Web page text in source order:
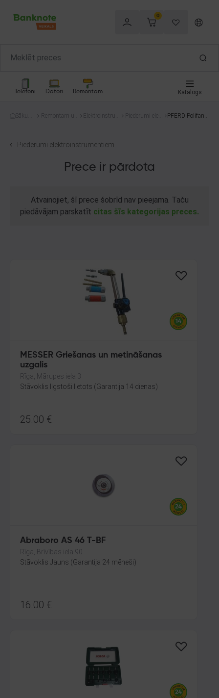
0
Telefoni Datori Remontam Katalogs
Sākum
Remontam un
Elektroinstru
Piederumi elekt
PFERD Polifan
Piederumi elektroinstrumentiem
Prece ir pārdota
Atvainojiet, šī prece šobrīd nav pieejama. Taču
piedāvājam parskatīt citas šīs kategorijas preces.
MESSER Griešanas un metināšanas
uzgalis
Rīga, Mārupes iela 3
Stāvoklis Ilgstoši lietots (Garantija 14 dienas)
25.00 €
Abraboro AS 46 T-BF
Rīga, Brīvības iela 90
Stāvoklis Jauns (Garantija 24 mēneši)
16.00 €